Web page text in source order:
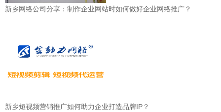
新乡网络公司分享：制作企业网站时如何做好企业网络推广？
新乡短视频营销推广如何助力企业打造品牌IP？